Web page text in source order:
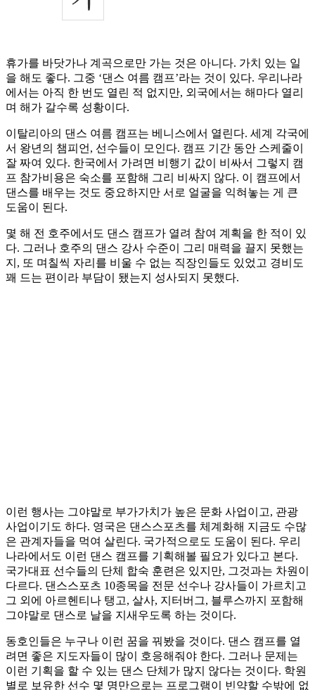
휴가를 바닷가나 계곡으로만 가는 것은 아니다. 가치 있는 일
을 해도 좋다. 그중 ‘댄스 여름 캠프’라는 것이 있다. 우리나라
에서는 아직 한 번도 열린 적 없지만, 외국에서는 해마다 열리
며 해가 갈수록 성황이다.
이탈리아의 댄스 여름 캠프는 베니스에서 열린다. 세계 각국에
서 왕년의 챔피언, 선수들이 모인다. 캠프 기간 동안 스케줄이
잘 짜여 있다. 한국에서 가려면 비행기 값이 비싸서 그렇지 캠
프 참가비용은 숙소를 포함해 그리 비싸지 않다. 이 캠프에서
댄스를 배우는 것도 중요하지만 서로 얼굴을 익혀놓는 게 큰
도움이 된다.
몇 해 전 호주에서도 댄스 캠프가 열려 참여 계획을 한 적이 있
다. 그러나 호주의 댄스 강사 수준이 그리 매력을 끌지 못했는
지, 또 며칠씩 자리를 비울 수 없는 직장인들도 있었고 경비도
꽤 드는 편이라 부담이 됐는지 성사되지 못했다.
이런 행사는 그야말로 부가가치가 높은 문화 사업이고, 관광
사업이기도 하다. 영국은 댄스스포츠를 체계화해 지금도 수많
은 관계자들을 먹여 살린다. 국가적으로도 도움이 된다. 우리
나라에서도 이런 댄스 캠프를 기획해볼 필요가 있다고 본다.
국가대표 선수들의 단체 합숙 훈련은 있지만, 그것과는 차원이
다르다. 댄스스포츠 10종목을 전문 선수나 강사들이 가르치고
그 외에 아르헨티나 탱고, 살사, 지터버그, 블루스까지 포함해
그야말로 댄스로 날을 지새우도록 하는 것이다.
동호인들은 누구나 이런 꿈을 꿔봤을 것이다. 댄스 캠프를 열
려면 좋은 지도자들이 많이 호응해줘야 한다. 그러나 문제는
이런 기획을 할 수 있는 댄스 단체가 많지 않다는 것이다. 학원
별로 보유한 선수 몇 명만으로는 프로그램이 빈약할 수밖에 없